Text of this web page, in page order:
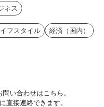
ネス
フスタイル 経済（国内）
い合わせはこちら。
直接連絡できます。